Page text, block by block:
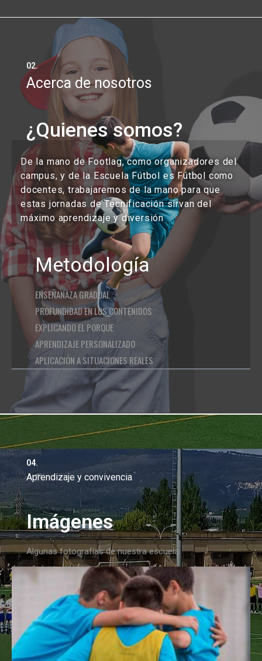
02.
Acerca de nosotros
¿Quienes somos?
De la mano de Footlag, como organizadores del
campus, y de la Escuela Fútbol es Fútbol como
docentes, trabajaremos de la mano para que
estas jornadas de Tecnificación sirvan del
máximo aprendizaje y diversión
Metodología
ENSEÑANAZA GRADUAL
PROFUNDIDAD EN LOS CONTENIDOS
EXPLICANDO EL PORQUE
APRENDIZAJE PERSONALIZADO
APLICACIÓN A SITUACIONES REALES
04.
Aprendizaje y convivencia
Imágenes
Algunas fotografías de nuestra escuela.